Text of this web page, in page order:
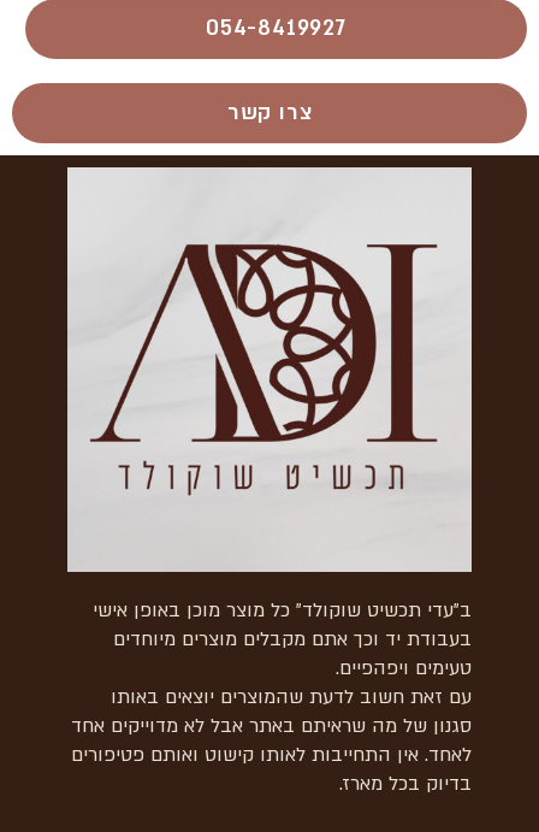
054-8419927​
צרו קשר
ב"עדי תכשיט שוקולד" כל מוצר מוכן באופן אישי
בעבודת יד וכך אתם מקבלים מוצרים מיוחדים
טעימים ויפהפיים.
עם זאת חשוב לדעת שהמוצרים יוצאים באותו
סגנון של מה שראיתם באתר אבל לא מדוייקים אחד
לאחד. אין התחייבות לאותו קישוט ואותם פטיפורים
בדיוק בכל מארז.